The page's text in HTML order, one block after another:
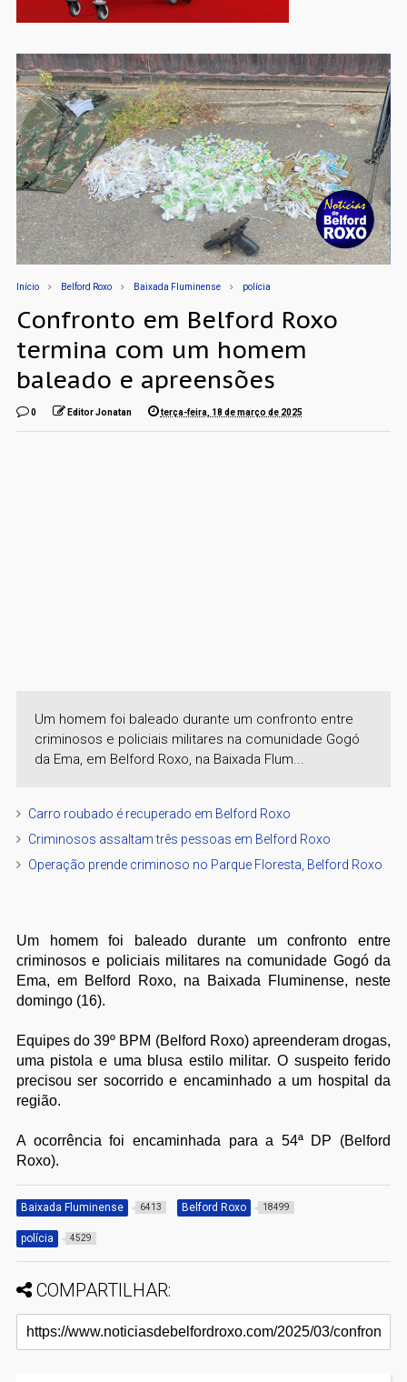
Início Belford Roxo Baixada Fluminense polícia
Confronto em Belford Roxo
termina com um homem
baleado e apreensões
0 Editor Jonatan terça-feira, 18 de março de 2025
Um homem foi baleado durante um confronto entre
criminosos e policiais militares na comunidade Gogó
da Ema, em Belford Roxo, na Baixada Flum...
Carro roubado é recuperado em Belford Roxo
Criminosos assaltam três pessoas em Belford Roxo
Operação prende criminoso no Parque Floresta, Belford Roxo
Um homem foi baleado durante um confronto entre
criminosos e policiais militares na comunidade Gogó da
Ema, em Belford Roxo, na Baixada Fluminense, neste
domingo (16).
Equipes do 39º BPM (Belford Roxo) apreenderam drogas,
uma pistola e uma blusa estilo militar. O suspeito ferido
precisou ser socorrido e encaminhado a um hospital da
região.
A ocorrência foi encaminhada para a 54ª DP (Belford
Roxo).
Baixada Fluminense 6413 Belford Roxo 18499
polícia 4529
COMPARTILHAR: